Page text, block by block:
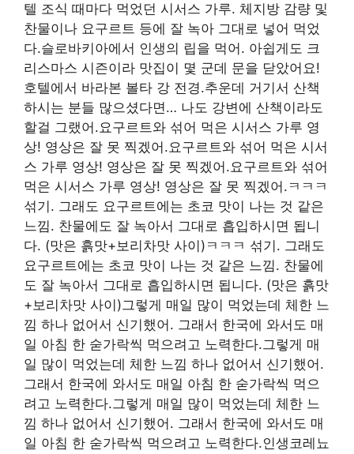
텔 조식 때마다 먹었던 시서스 가루. 체지방 감량 및
찬물이나 요구르트 등에 잘 녹아 그대로 넣어 먹었
다.슬로바키아에서 인생의 립을 먹어. 아쉽게도 크
리스마스 시즌이라 맛집이 몇 군데 문을 닫았어요!
호텔에서 바라본 볼타 강 전경.추운데 거기서 산책
하시는 분들 많으셨다면… 나도 강변에 산책이라도
할걸 그랬어.요구르트와 섞어 먹은 시서스 가루 영
상! 영상은 잘 못 찍겠어.요구르트와 섞어 먹은 시서
스 가루 영상! 영상은 잘 못 찍겠어.요구르트와 섞어
먹은 시서스 가루 영상! 영상은 잘 못 찍겠어.ㅋㅋㅋ
섞기. 그래도 요구르트에는 초코 맛이 나는 것 같은
느낌. 찬물에도 잘 녹아서 그대로 흡입하시면 됩니
다. (맛은 흙맛+보리차맛 사이)ㅋㅋㅋ 섞기. 그래도
요구르트에는 초코 맛이 나는 것 같은 느낌. 찬물에
도 잘 녹아서 그대로 흡입하시면 됩니다. (맛은 흙맛
+보리차맛 사이)그렇게 매일 많이 먹었는데 체한 느
낌 하나 없어서 신기했어. 그래서 한국에 와서도 매
일 아침 한 숟가락씩 먹으려고 노력한다.그렇게 매
일 많이 먹었는데 체한 느낌 하나 없어서 신기했어.
그래서 한국에 와서도 매일 아침 한 숟가락씩 먹으
려고 노력한다.그렇게 매일 많이 먹었는데 체한 느
낌 하나 없어서 신기했어. 그래서 한국에 와서도 매
일 아침 한 숟가락씩 먹으려고 노력한다.인생코레뇨